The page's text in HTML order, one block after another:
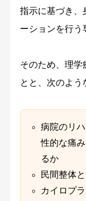
指示に基づき、
ーションを行う
そのため、理学
とと、次のよう
病院のリ
性的な痛
るか
民間整体
カイロプ